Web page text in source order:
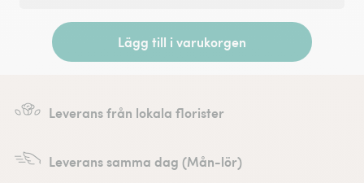
Lägg till i varukorgen
Leverans från lokala florister
Leverans samma dag (Mån-lör)